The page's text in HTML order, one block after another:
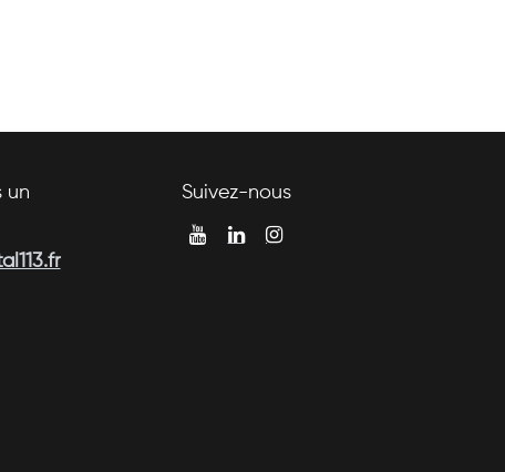
un
Suivez-nous